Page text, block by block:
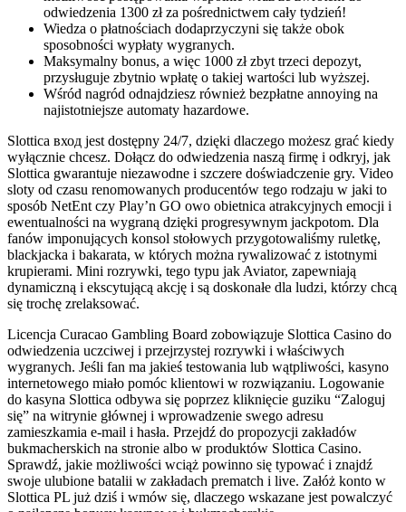
odwiedzenia 1300 zł za pośrednictwem cały tydzień!
Wiedza o płatnościach dodaprzyczyni się także obok
sposobności wypłaty wygranych.
Maksymalny bonus, a więc 1000 zł zbyt trzeci depozyt,
przysługuje zbytnio wpłatę o takiej wartości lub wyższej.
Wśród nagród odnajdziesz również bezpłatne annoying na
najistotniejsze automaty hazardowe.
Slottica вход jest dostępny 24/7, dzięki dlaczego możesz grać kiedy
wyłącznie chcesz. Dołącz do odwiedzenia naszą firmę i odkryj, jak
Slottica gwarantuje niezawodne i szczere doświadczenie gry. Video
sloty od czasu renomowanych producentów tego rodzaju w jaki to
sposób NetEnt czy Play’n GO owo obietnica atrakcyjnych emocji i
ewentualności na wygraną dzięki progresywnym jackpotom. Dla
fanów imponujących konsol stołowych przygotowaliśmy ruletkę,
blackjacka i bakarata, w których można rywalizować z istotnymi
krupierami. Mini rozrywki, tego typu jak Aviator, zapewniają
dynamiczną i ekscytującą akcję i są doskonałe dla ludzi, którzy chcą
się trochę zrelaksować.
Licencja Curacao Gambling Board zobowiązuje Slottica Casino do
odwiedzenia uczciwej i przejrzystej rozrywki i właściwych
wygranych. Jeśli fan ma jakieś testowania lub wątpliwości, kasyno
internetowego miało pomóc klientowi w rozwiązaniu. Logowanie
do kasyna Slottica odbywa się poprzez kliknięcie guziku “Zaloguj
się” na witrynie głównej i wprowadzenie swego adresu
zamieszkamia e-mail i hasła. Przejdź do propozycji zakładów
bukmacherskich na stronie albo w produktów Slottica Casino.
Sprawdź, jakie możliwości wciąż powinno się typować i znajdź
swoje ulubione batalii w zakładach prematch i live. Załóż konto w
Slottica PL już dziś i wmów się, dlaczego wskazane jest powalczyć